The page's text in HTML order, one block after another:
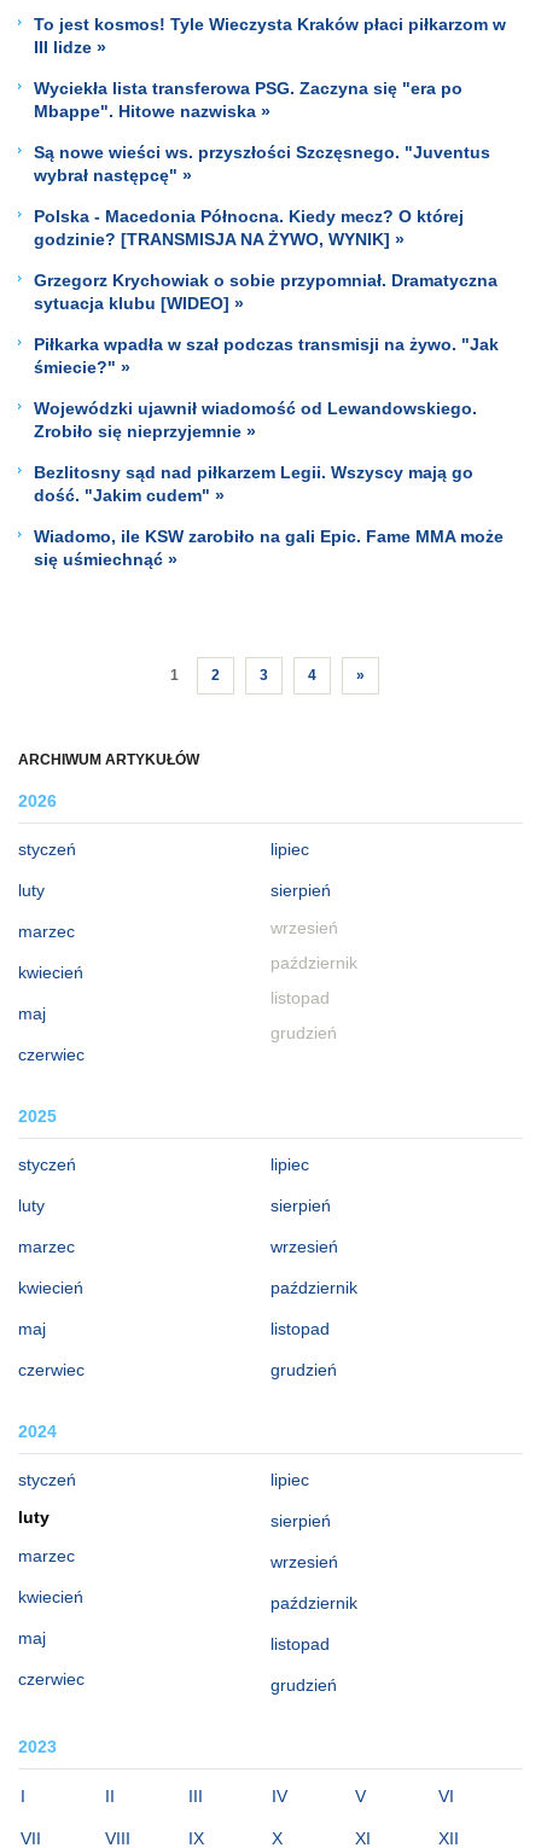
ARCHIWUM ARTYKUŁÓW
2026
styczeń
luty
marzec
kwiecień
maj
czerwiec
lipiec
sierpień
wrzesień
październik
listopad
grudzień
2025
styczeń
luty
marzec
kwiecień
maj
czerwiec
lipiec
sierpień
wrzesień
październik
listopad
grudzień
2024
styczeń
luty
marzec
kwiecień
maj
czerwiec
lipiec
sierpień
wrzesień
październik
listopad
grudzień
2023
I II III IV V VI
VII VIII IX X XI XII
To jest kosmos! Tyle Wieczysta Kraków płaci piłkarzom w
III lidze »
Wyciekła lista transferowa PSG. Zaczyna się "era po
Mbappe". Hitowe nazwiska »
Są nowe wieści ws. przyszłości Szczęsnego. "Juventus
wybrał następcę" »
Polska - Macedonia Północna. Kiedy mecz? O której
godzinie? [TRANSMISJA NA ŻYWO, WYNIK] »
Grzegorz Krychowiak o sobie przypomniał. Dramatyczna
sytuacja klubu [WIDEO] »
Piłkarka wpadła w szał podczas transmisji na żywo. "Jak
śmiecie?" »
Wojewódzki ujawnił wiadomość od Lewandowskiego.
Zrobiło się nieprzyjemnie »
Bezlitosny sąd nad piłkarzem Legii. Wszyscy mają go
dość. "Jakim cudem" »
Wiadomo, ile KSW zarobiło na gali Epic. Fame MMA może
się uśmiechnąć »
1 2 3 4 »